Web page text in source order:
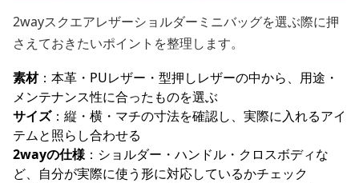
2wayスクエアレザーショルダーミニバッグを選ぶ際に押
さえておきたいポイントを整理します。
素材：本革・PUレザー・型押しレザーの中から、用途・
メンテナンス性に合ったものを選ぶ
サイズ：縦・横・マチの寸法を確認し、実際に入れるアイ
テムと照らし合わせる
2wayの仕様：ショルダー・ハンドル・クロスボディな
ど、自分が実際に使う形に対応しているかチェック